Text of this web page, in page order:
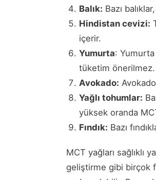
Balık: Bazı
Hindistan cevizi:
içerir.
Yumurta: Yumurta
tüketim önerilmez.
Avokado:
Yağlı tohumlar:
yüksek oranda
Fındık: Bazı
MCT yağları sağlıklı
geliştirme gibi birçok